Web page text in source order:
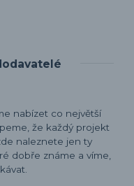
nabízet co největší
že každý projekt
naleznete jen ty
dobře známe a víme,